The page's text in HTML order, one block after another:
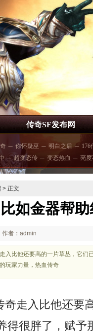
传奇SF发布网
─ 你怀疑巫 ─ 明白之后 ─ 176
─ 超变态传 ─ 变态热血 ─ 亮
> 正文
如金器帮
作者：admin
入比他还要高的一片草丛，它们
玩家力量，热血传奇
走入比他还要
得很胖了，赋予